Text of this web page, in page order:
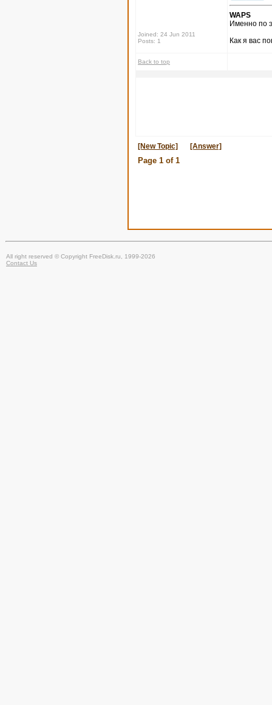
Joined: 24 Jun 2011
Posts: 1
WAPS
Именно по
Как я вас
Back to top
[New Topic] [Answer]
Page 1 of 1
All right reserved © Copyright FreeDisk.ru, 1999-2026
Contact Us